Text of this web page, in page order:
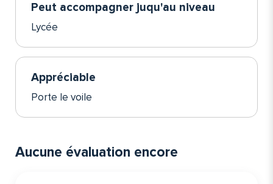
Peut accompagner juqu'au niveau
Lycée
Appréciable
Porte le voile
Aucune évaluation encore